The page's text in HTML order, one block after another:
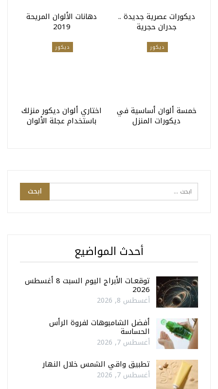
ديكورات عصرية جديدة ..
جدران حجرية
دهانات الألوان المريحة
2019
ديكور
خمسة ألوان أساسية في
ديكورات المنزل
ديكور
اختاري ألوان ديكور منزلك
باستخدام عجلة الألوان
أحدث المواضيع
توقعـات الأبراج اليوم السبت 8 أغسطس
2026
أغسطس 8, 2026
أفضل الشامبوهات لفروة الرأس
الحساسة
أغسطس 7, 2026
تطبيق واقي الشمس خلال النهار
أغسطس 7, 2026